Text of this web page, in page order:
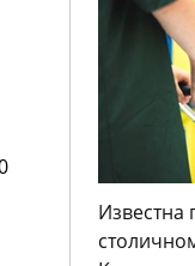
Известна